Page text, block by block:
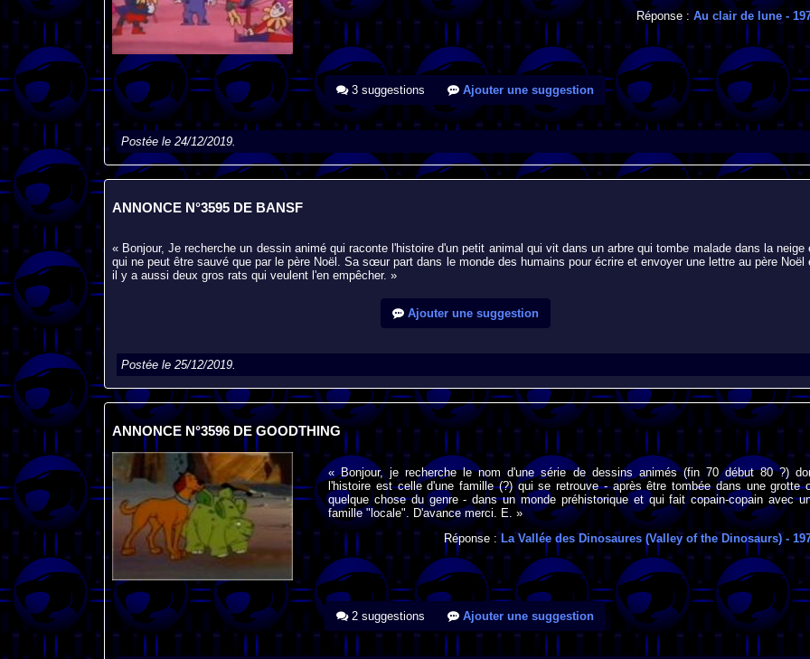
Réponse :Au clair de lune-
3 suggestions Ajouter une suggestion
Postée le 24/12/2019.
ANNONCE N°3595 DE BANSF
« Bonjour, Je recherche un dessin animé qui raconte l'histoire d'un petit animal qui vit dans un arbre qui tombe malade dans la neige
qui ne peut être sauvé que par le père Noël. Sa sœur part dans le monde des humains pour écrire et envoyer une lettre au père Noël
il y a aussi deux gros rats qui veulent l'en empêcher. »
Ajouter une suggestion
Postée le 25/12/2019.
ANNONCE N°3596 DE GOODTHING
« Bonjour, je recherche le nom d'une série de dessins animés (fin 70 début 80 ?)
l'histoire est celle d'une famille (?) qui se retrouve - après être tombée dans une grotte
quelque chose du genre - dans un monde préhistorique et qui fait copain-copain avec
famille "locale". D'avance merci. E. »
Réponse : La Vallée des Dinosaures (Valley of the Dinosaurs)-
2 suggestions Ajouter une suggestion